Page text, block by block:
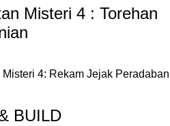
Misteri 4 : Torehan
4: Rekam Jejak
BUILD